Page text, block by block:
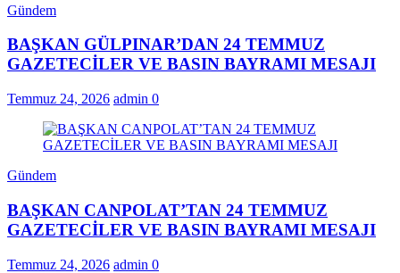
Gündem
BAŞKAN GÜLPINAR’DAN 24 TEMMUZ
GAZETECİLER VE BASIN BAYRAMI MESAJI
Temmuz 24, 2026 admin 0
Gündem
BAŞKAN CANPOLAT’TAN 24 TEMMUZ
GAZETECİLER VE BASIN BAYRAMI MESAJI
Temmuz 24, 2026 admin 0